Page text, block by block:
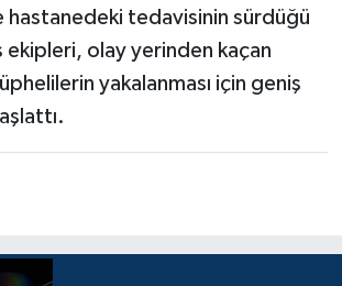
hastanedeki tedavisinin sürdüğü
olay yerinden kaçan
yakalanması için geniş